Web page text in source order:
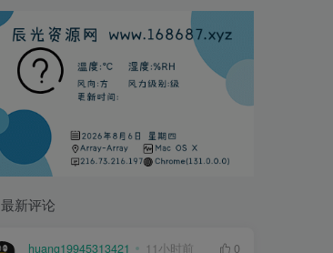
最新评论
huang19945313421 11小时前
0